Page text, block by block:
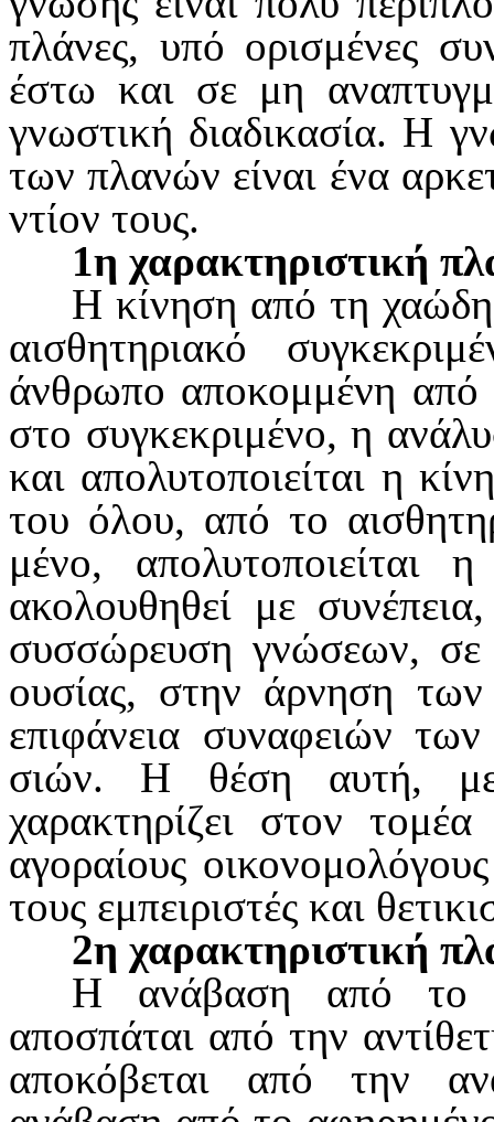
πλάνες, υπό ορι­σμένες
έστω και σε μη
γνωστική διαδικασία. Η
των πλανών είναι ένα
ντίον τους.
1η χαρακτηριστική
Η κίνηση από τη
αισθητηριακό
άνθρωπο αποκομ­μένη
στο συγκεκριμένο, η
και απολυτοποιείται η
του όλου, από το
μένο,
ακολουθηθεί με
συσσώρευση γνώσεων, σε
ουσίας, στην άρνηση
επιφάνεια συναφειών
σιών. Η θέση αυτή,
χαρακτηρίζει στον
αγοραίους
τους εμπειριστές και
2η χαρακτηριστική
Η ανάβαση από το
αποσπάται από την
αποκόβεται από την